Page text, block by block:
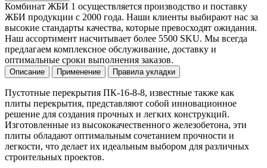
Комбинат ЖБИ 1 осуществляется производство и поставку
ЖБИ продукции с 2000 года. Наши клиенты выбирают нас за
высокие стандарты качества, которые превосходят ожидания.
Наш ассортимент насчитывает более 5500 SKU. Мы всегда
предлагаем комплексное обслуживание, доставку и
оптимальные сроки выполнения заказов.
Описание Применение Правила укладки
Пустотные перекрытия ПК-16-8-8, известные также как
плиты перекрытия, представляют собой инновационное
решение для создания прочных и легких конструкций.
Изготовленные из высококачественного железобетона, эти
плиты обладают оптимальным сочетанием прочности и
легкости, что делает их идеальным выбором для различных
строительных проектов.